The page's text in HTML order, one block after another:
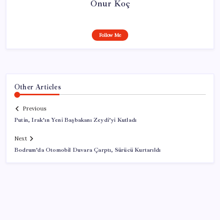
Onur Koç
Follow Me
Other Articles
Previous
Putin, Irak’ın Yeni Başbakanı Zeydi’yi Kutladı
Next
Bodrum’da Otomobil Duvara Çarptı, Sürücü Kurtarıldı